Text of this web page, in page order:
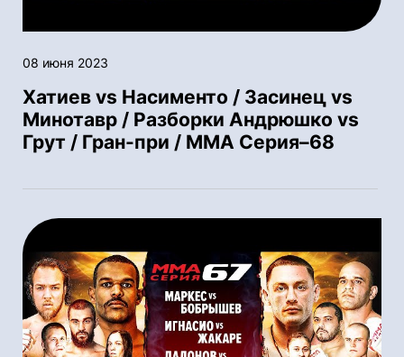
08 июня 2023
Хатиев vs Насименто / Засинец vs
Минотавр / Разборки Андрюшко vs
Грут / Гран-при / ММА Серия–68